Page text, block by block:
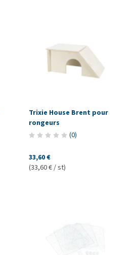
Trixie House Brent pour
rongeurs
(0)
33,60 €
(33,60 € / st)